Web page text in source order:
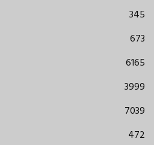
345
673
6165
3999
7039
472